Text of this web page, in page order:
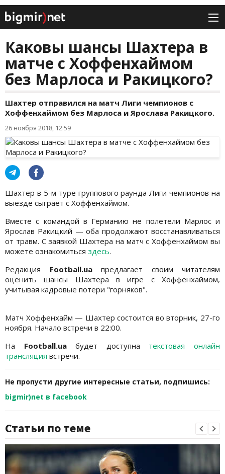
Каковы шансы Шахтера в
матче с Хоффенхаймом
без Марлоса и Ракицкого?
Шахтер отправился на матч Лиги чемпионов с
Хоффенхаймом без Марлоса и Ярослава Ракицкого.
26 ноября 2018, 12:59
Шахтер в 5-м туре группового раунда Лиги чемпионов на
выезде сыграет с Хоффенхаймом.
Вместе с командой в Германию не полетели Марлос и
Ярослав Ракицкий — оба продолжают восстанавливаться
от травм. С заявкой Шахтера на матч с Хоффенхаймом вы
можете ознакомиться здесь.
Редакция Football.uaпредлагает своим читателям
оценить шансы Шахтера в игре с Хоффенхаймом,
учитывая кадровые потери "горняков".
Матч Хоффенхайм — Шахтер состоится во вторник, 27-го
ноября. Начало встречи в 22:00.
На Football.uaбудет доступна текстовая онлайн
трансляция встречи.
Не пропусти другие интересные статьи, подпишись:
bigmir)net в facebook
Статьи по теме